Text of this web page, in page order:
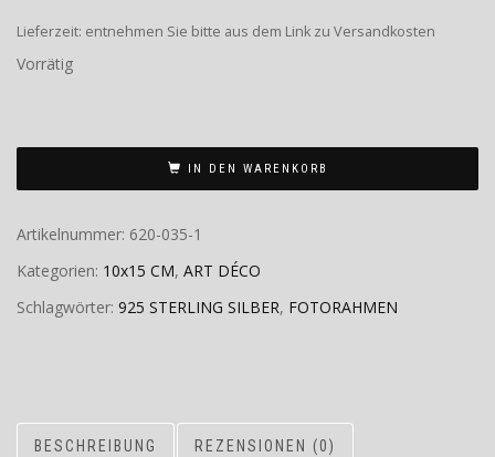
Lieferzeit: entnehmen Sie bitte aus dem Link zu Versandkosten
Vorrätig
IN DEN WARENKORB
Artikelnummer: 620-035-1
Kategorien: 10x15 CM, ART DÉCO
Schlagwörter: 925 STERLING SILBER, FOTORAHMEN
BESCHREIBUNG REZENSIONEN (0)